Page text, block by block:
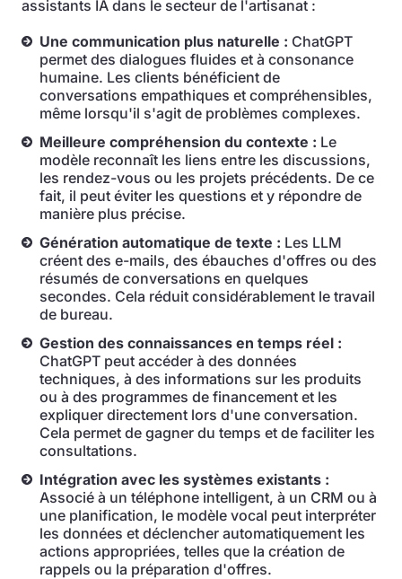
assistants IA dans le secteur de l'artisanat :
Une communication plus naturelle : ChatGPT
permet des dialogues fluides et à consonance
humaine. Les clients bénéficient de
conversations empathiques et compréhensibles,
même lorsqu'il s'agit de problèmes complexes.
Meilleure compréhension du contexte : Le
modèle reconnaît les liens entre les discussions,
les rendez-vous ou les projets précédents. De ce
fait, il peut éviter les questions et y répondre de
manière plus précise.
Génération automatique de texte : Les LLM
créent des e-mails, des ébauches d'offres ou des
résumés de conversations en quelques
secondes. Cela réduit considérablement le travail
de bureau.
Gestion des connaissances en temps réel :
ChatGPT peut accéder à des données
techniques, à des informations sur les produits
ou à des programmes de financement et les
expliquer directement lors d'une conversation.
Cela permet de gagner du temps et de faciliter les
consultations.
Intégration avec les systèmes existants :
Associé à un téléphone intelligent, à un CRM ou à
une planification, le modèle vocal peut interpréter
les données et déclencher automatiquement les
actions appropriées, telles que la création de
rappels ou la préparation d'offres.